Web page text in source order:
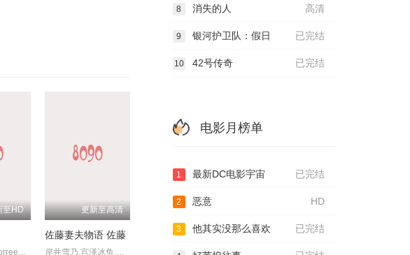
至HD
雷米·伊沙克,Norreen,Iman,吕杨,Alicia,Amin
更新至高清
佐藤妻夫物语 佐藤
岸井雪乃,宫泽冰鱼,藤原樱,三浦獠太,田村健太郎,前原滉,山本浩司,八木亚希子,中岛步,佐佐木希,田岛令子,柳原晴郎
高清
8 消失的人
已完结
9 银河护卫队：假日
已完结
10 42号传奇
电影月榜单
已完结
1 最新DC电影宇宙
HD
2 恶意
已完结
3 他其实没那么喜欢